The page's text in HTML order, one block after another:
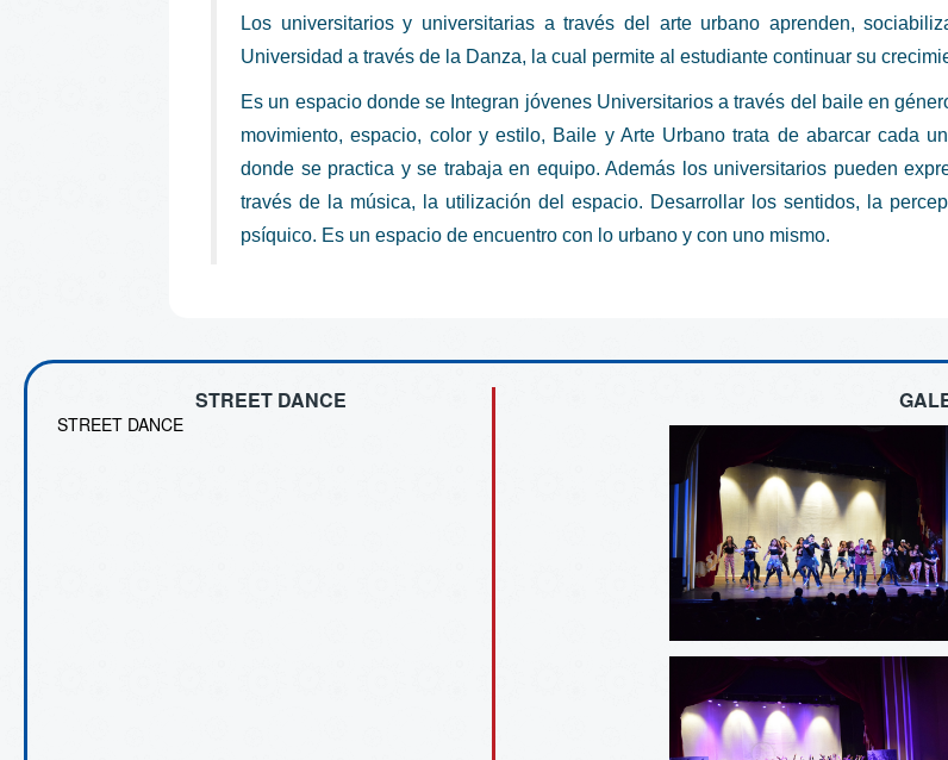
Los universitarios y universitarias a través del arte urbano aprenden,
Universidad a través de la Danza, la cual permite al estudiante continuar su
Es un espacio donde se Integran jóvenes Universitarios a través del baile en
movimiento, espacio, color y estilo, Baile y Arte Urbano trata de abarcar cada
donde se practica y se trabaja en equipo. Además los universitarios pueden
través de la música, la utilización del espacio. Desarrollar los sentidos, la
psíquico. Es un espacio de encuentro con lo urbano y con uno mismo.
STREET DANCE
STREET DANCE